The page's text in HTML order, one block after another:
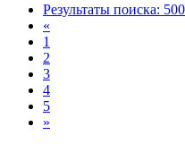
Результаты поиска: 500
«
1
2
3
4
5
»